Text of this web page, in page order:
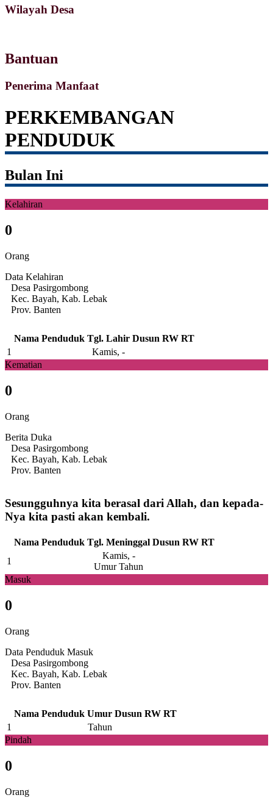
Wilayah Desa
Bantuan
Penerima Manfaat
PERKEMBANGAN
PENDUDUK
Bulan Ini
Kelahiran
0
Orang
Data Kelahiran
Desa Pasirgombong
Kec. Bayah, Kab. Lebak
Prov. Banten
Nama Penduduk Tgl. Lahir Dusun RW RT
1
Kamis, -
Kematian
0
Orang
Berita Duka
Desa Pasirgombong
Kec. Bayah, Kab. Lebak
Prov. Banten
Sesungguhnya kita berasal dari Allah, dan kepada-
Nya kita pasti akan kembali.
Nama Penduduk Tgl. Meninggal Dusun RW RT
1
Kamis, -
Umur Tahun
Masuk
0
Orang
Data Penduduk Masuk
Desa Pasirgombong
Kec. Bayah, Kab. Lebak
Prov. Banten
Nama Penduduk Umur Dusun RW RT
1
Tahun
Pindah
0
Orang